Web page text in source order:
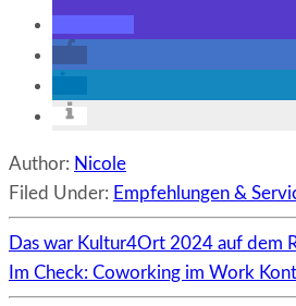
Author: Nicole
Filed Under: Empfehlungen &
Das war Kultur4Ort 2024 auf dem
Im Check: Coworking im Work